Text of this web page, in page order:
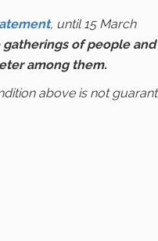
, until 15 March
of people and
among them.
above is not